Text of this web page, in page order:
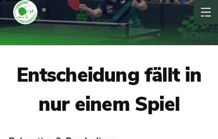
Entscheidung fällt in
nur einem Spiel